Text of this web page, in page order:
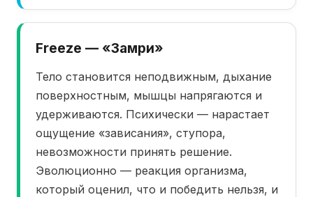
Freeze — «Замри»
Тело становится неподвижным, дыхание
поверхностным, мышцы напрягаются и
удерживаются. Психически — нарастает
ощущение «зависания», ступора,
невозможности принять решение.
Эволюционно — реакция организма,
который оценил, что и победить нельзя, и